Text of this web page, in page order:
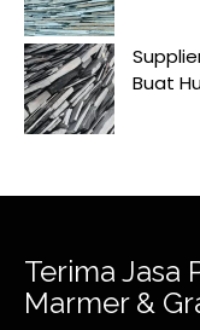
Buat
Terima Jasa
Marmer &